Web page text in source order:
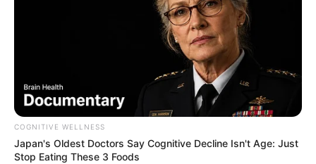
COGNITIVE WELLNESS
Japan's Oldest Doctors Say Cognitive Decline Isn't Age: Just
Stop Eating These 3 Foods